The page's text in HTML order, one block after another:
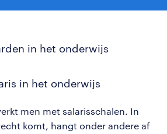
in het onderwijs
in het onderwijs
men met salarisschalen. In
komt, hangt onder andere af